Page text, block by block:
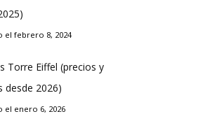
el febrero 8, 2024
Torre Eiffel (precios y
desde 2026)
el enero 6, 2026